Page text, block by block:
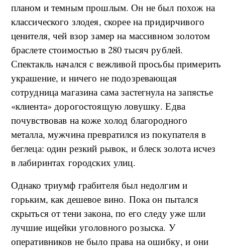
планом и темным прошлым. Он не был похож на
классического злодея, скорее на придирчивого
ценителя, чей взор замер на массивном золотом
браслете стоимостью в 280 тысяч рублей.
Спектакль начался с вежливой просьбы примерить
украшение, и ничего не подозревающая
сотрудница магазина сама застегнула на запястье
«клиента» дорогостоящую ловушку. Едва
почувствовав на коже холод благородного
металла, мужчина превратился из покупателя в
беглеца: один резкий рывок, и блеск золота исчез
в лабиринтах городских улиц.
Однако триумф грабителя был недолгим и
горьким, как дешевое вино. Пока он пытался
скрыться от тени закона, по его следу уже шли
лучшие ищейки уголовного розыска. У
оперативников не было права на ошибку, и они